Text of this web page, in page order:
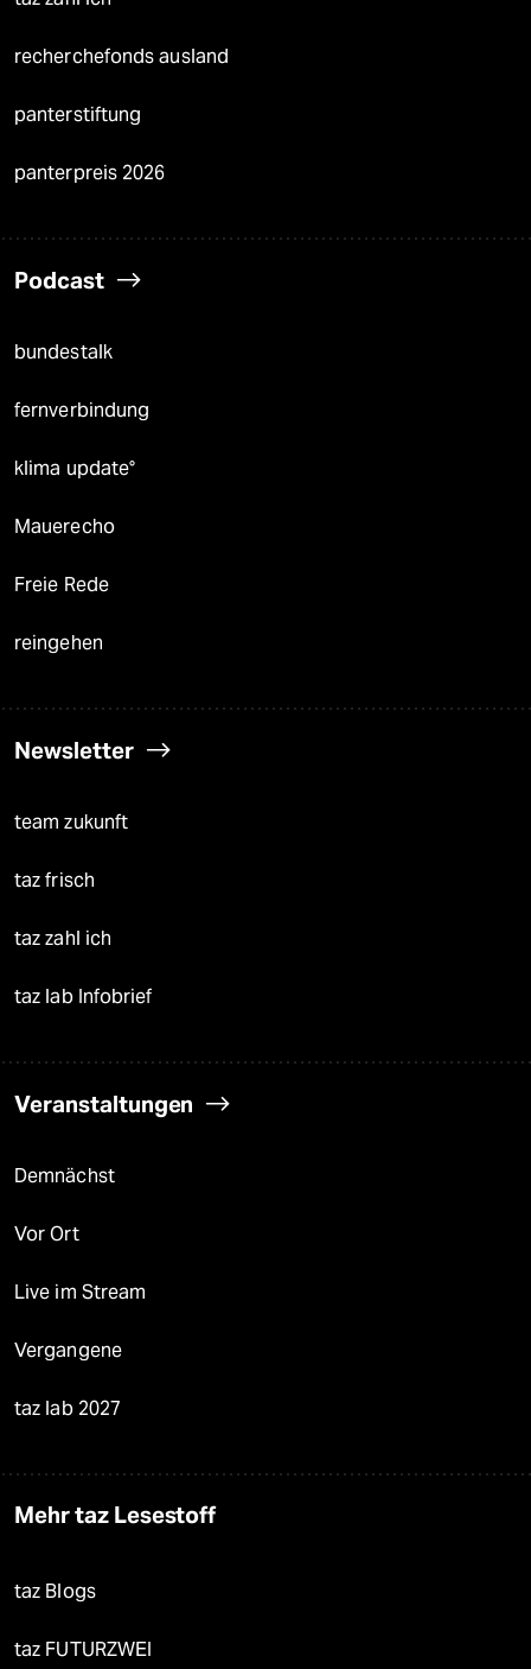
recherchefonds ausland
panterstiftung
panterpreis 2026
Podcast
bundestalk
fernverbindung
klima update°
Mauerecho
Freie Rede
reingehen
Newsletter
team zukunft
taz frisch
taz zahl ich
taz lab Infobrief
Veranstaltungen
Demnächst
Vor Ort
Live im Stream
Vergangene
taz lab 2027
Mehr taz Lesestoff
taz Blogs
taz FUTURZWEI